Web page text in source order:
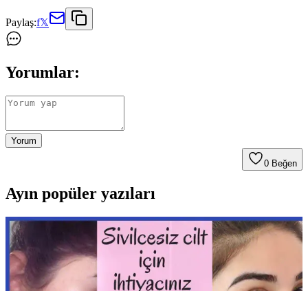
Paylaş:f𝕏
Yorumlar:
Yorum
0 Beğen
Ayın popüler yazıları